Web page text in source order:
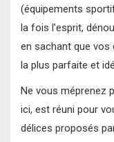
(équipements
la fois l’esprit,
en sachant que vos
la plus parfaite et
Ne vous méprenez
ici, est réuni pour
délices proposés